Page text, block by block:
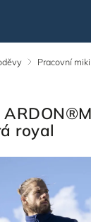
/ Pracovní
royal